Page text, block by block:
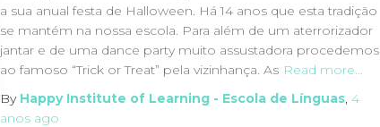
a sua anual festa de Halloween. Há 14 anos que esta tradição
se mantém na nossa escola. Para além de um aterrorizador
jantar e de uma dance party muito assustadora procedemos
ao famoso “Trick or Treat” pela vizinhança. As Read more…
By Happy Institute of Learning - Escola de Línguas, 4
anos ago